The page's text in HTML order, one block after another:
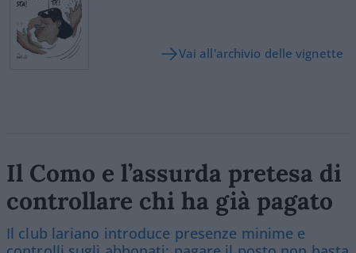
Vai all'archivio delle vignette
Il Como e l’assurda pretesa di
controllare chi ha già pagato
Il club lariano introduce presenze minime e